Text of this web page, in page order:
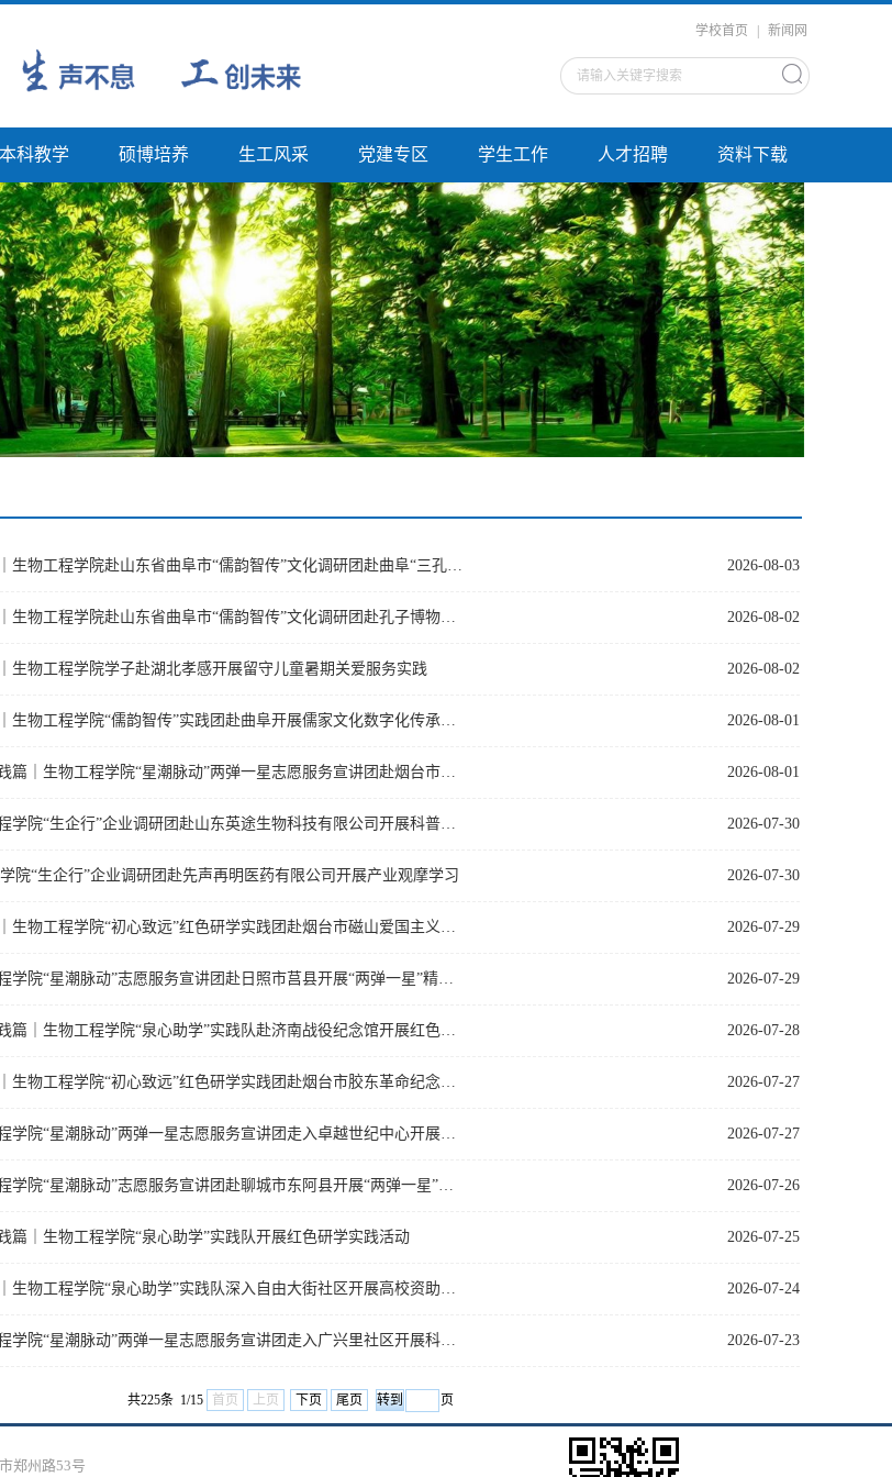
学校首页 新闻网
本科教学 硕博培养 生工风采 党建专区 学生工作 人才招聘 资料下载
2026-08-03
暑期社会实践中华文化传承篇｜生物工程学院赴山东省曲阜市“儒韵智传”文化调研团赴曲阜“三孔”开展儒家…
2026-08-02
暑期社会实践中华文化传承篇｜生物工程学院赴山东省曲阜市“儒韵智传”文化调研团赴孔子博物馆开展调研实践
2026-08-02
生物工程学院学子赴湖北孝感开展留守儿童暑期关爱服务实践
2026-08-01
暑期社会实践中华文化传承篇｜生物工程学院“儒韵智传”实践团赴曲阜开展儒家文化数字化传承实践
2026-08-01
暑期社会实践爱国主义教育实践篇｜生物工程学院“星潮脉动”两弹一星志愿服务宣讲团赴烟台市磁山爱国主义…
2026-07-30
暑期社会实践综合篇｜生物工程学院“生企行”企业调研团赴山东英途生物科技有限公司开展科普与产业研学活动
2026-07-30
院“生企行”企业调研团赴先声再明医药有限公司开展产业观摩学习
2026-07-29
暑期社会实践爱国主义教育篇｜生物工程学院“初心致远”红色研学实践团赴烟台市磁山爱国主义教育展览馆开…
2026-07-29
暑期社会实践综合篇｜生物工程学院“星潮脉动”志愿服务宣讲团赴日照市莒县开展“两弹一星”精神宣讲
2026-07-28
暑期社会实践爱国主义教育实践篇｜生物工程学院“泉心助学”实践队赴济南战役纪念馆开展红色研学活动
2026-07-27
暑期社会实践爱国主义教育篇｜生物工程学院“初心致远”红色研学实践团赴烟台市胶东革命纪念馆开展红色研…
2026-07-27
暑期社会实践综合篇｜生物工程学院“星潮脉动”两弹一星志愿服务宣讲团走入卓越世纪中心开展主题宣讲
2026-07-26
暑期社会实践综合篇｜生物工程学院“星潮脉动”志愿服务宣讲团赴聊城市东阿县开展“两弹一星”精神宣讲
2026-07-25
篇｜生物工程学院“泉心助学”实践队开展红色研学实践活动
2026-07-24
暑期社会实践基层服务践行篇｜生物工程学院“泉心助学”实践队深入自由大街社区开展高校资助政策宣讲活动
2026-07-23
暑期社会实践综合篇｜生物工程学院“星潮脉动”两弹一星志愿服务宣讲团走入广兴里社区开展科普教育宣讲
共225条 1/15 首页 上页 下页 尾页 页
郑州路53号